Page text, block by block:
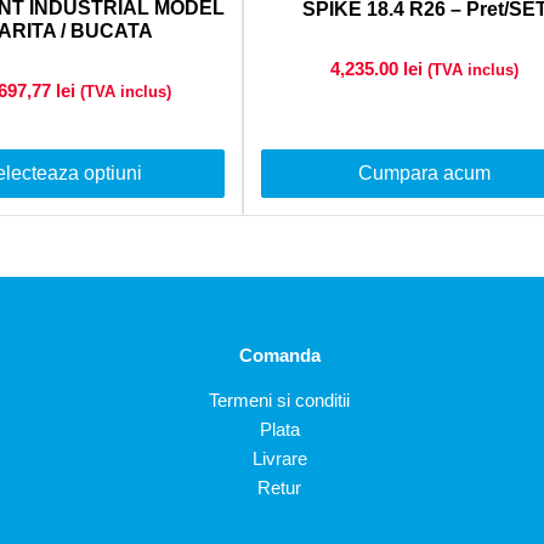
INDUSTRIAL MODEL
/ BUCATA
lei (TVA inclus)
optiuni
SPIKE 18.4 R26 – Pret/
4,235.00 lei (TVA inclus)
Cumpara acum
Comanda
Termeni si conditii
Plata
Livrare
Retur